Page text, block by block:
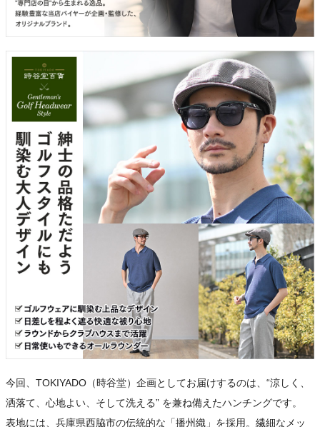
今回、TOKIYADO（時谷堂）企画としてお届けするのは、“涼しく、
洒落て、心地よい、そして洗える” を兼ね備えたハンチングです。
表地には、兵庫県西脇市の伝統的な「播州織」を採用。繊細なメッ